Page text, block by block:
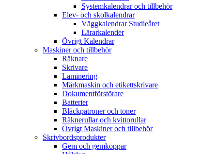
Systemkalendrar och tillbehör
Elev- och skolkalendrar
Väggkalendrar Studieåret
Lärarkalender
Övrigt Kalendrar
Maskiner och tillbehör
Räknare
Skrivare
Laminering
Märkmaskin och etikettskrivare
Dokumentförstörare
Batterier
Bläckpatroner och toner
Räknerullar och kvittorullar
Övrigt Maskiner och tillbehör
Skrivbordsprodukter
Gem och gemkoppar